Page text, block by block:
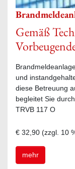
Gemäß
und
diese Betreuung
begleitet Sie
TRVB 117 O
€ 32,90 (zzgl. 10
mehr